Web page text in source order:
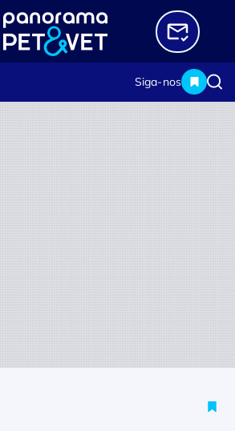
Siga-nos
Quando oferecer ração úmida para cães e